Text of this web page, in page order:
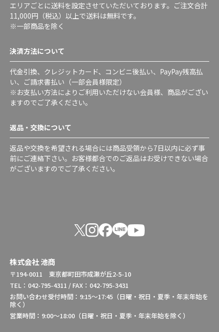
エリアごとに送料を設定させていただいております。ご注文合計
11,000円（税込）以上で送料は無料です。
※一部商品を除く
決済方法について
代金引換、クレジットカード、コンビニ後払い、PayPay残高払
い、ご請求書払い（一部会員様限定）
※お支払い方法によりご利用いただけない会員様、商品がござい
ますのでご了承ください。
返品・交換について
返品や交換を希望される場合には商品受領から7日以内に必ず事
前にご連絡下さい。お客様都合でのご返品はお受けできない場合
がございますのでご了承ください。
株式会社 池商
〒194-0011 東京都町田市成瀬が丘2-5-10
TEL：042-795-4311 / FAX：042-795-3431
お問い合わせ受付時間：9:15～17:45（日曜・祝日・夏季・年末年始を
除く）
営業時間：9:00～18:00（日曜・祝日・夏季・年末年始を除く）